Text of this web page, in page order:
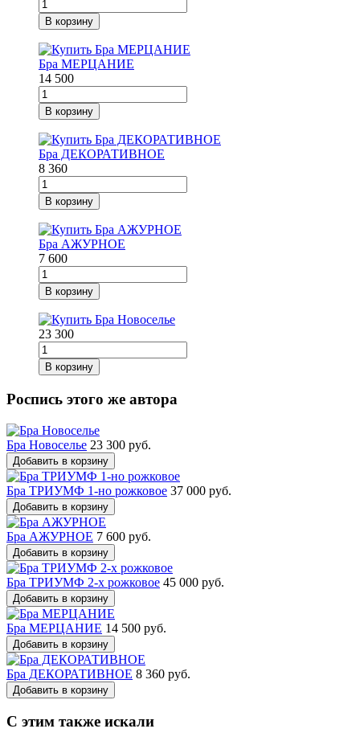
В корзину
Бра МЕРЦАНИЕ
14 500
В корзину
Бра ДЕКОРАТИВНОЕ
8 360
В корзину
Бра АЖУРНОЕ
7 600
В корзину
23 300
В корзину
Роспись этого же автора
Бра Новоселье 23 300 руб.
Добавить в корзину
Бра ТРИУМФ 1-но рожковое 37 000 руб.
Добавить в корзину
Бра АЖУРНОЕ 7 600 руб.
Добавить в корзину
Бра ТРИУМФ 2-х рожковое 45 000 руб.
Добавить в корзину
Бра МЕРЦАНИЕ 14 500 руб.
Добавить в корзину
Бра ДЕКОРАТИВНОЕ 8 360 руб.
Добавить в корзину
С этим также искали